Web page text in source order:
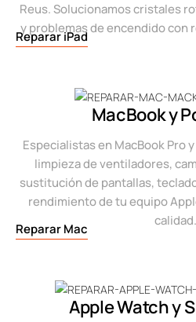
Reus. Solucionamos cristales
y problemas de encendido con
Reparar iPad
MacBook y
Especialistas en MacBook Pro
limpieza de ventiladores,
sustitución de pantallas,
rendimiento de tu equipo
calidad.
Reparar Mac
Apple Watch y